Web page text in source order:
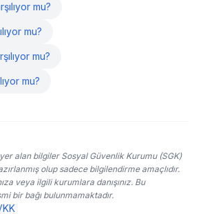
mu?
mu?
mu?
mu?
alan bilgiler Sosyal Güvenlik Kurumu (SGK)
olup sadece bilgilendirme amaçlıdır.
veya ilgili kurumlara danışınız. Bu
bir bağı bulunmamaktadır.